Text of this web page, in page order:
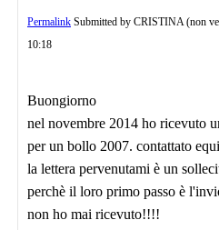
Permalink Submitted by CRISTINA (non
10:18
Buongiorno
nel novembre 2014 ho ricevuto
per un bollo 2007. contattato
la lettera pervenutami è un
perchè il loro primo passo è
non ho mai ricevuto!!!!